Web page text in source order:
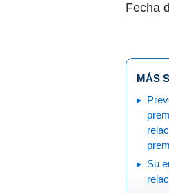
Fecha
MÁS
Su